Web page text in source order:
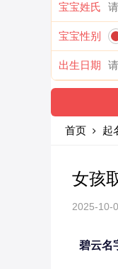
宝宝姓氏
宝宝性别
出生日期
首页 起
女孩
2025-10-
碧云名